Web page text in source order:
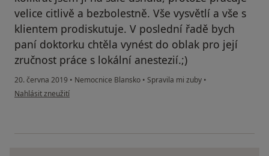
velice citlivě a bezbolestně. Vše vysvětlí a vše s
klientem prodiskutuje. V poslední řadě bych
paní doktorku chtěla vynést do oblak pro její
zručnost práce s lokální anestezií.;)
20. června 2019 • Nemocnice Blansko • Spravila mi zuby •
podle názoru uživatele Váš účet byl odstraněn
Nahlásit zneužití